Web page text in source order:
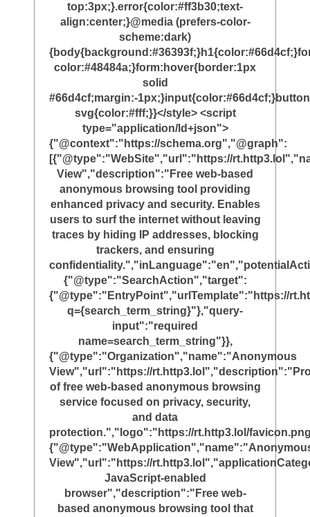
top:3px;}.error{color:#ff3b30;text-
align:center;}@media (prefers-color-
scheme:dark)
color:#48484a;}form:hover{border:1px
solid
#66d4cf;margin:-1px;}input{color:#66d4cf;}button
svg{color:#fff;}}</style> <script
type="application/ld+json">
{"@context":"https://schema.org","@graph":
[{"@type":"WebSite","url":"https://
View","description":"Free web-based
anonymous browsing tool providing
enhanced privacy and security. Enables
users to surf the internet without leaving
traces by hiding IP addresses, blocking
trackers, and ensuring
{"@type":"SearchAction","target":
{"@type":"EntryPoint","urlTemplate":"https://
q={search_term_string}"},"query-
input":"required
name=search_term_string"}},
{"@type":"Organization","name":"Anonymous
View","url":"https://
of free web-based anonymous browsing
service focused on privacy, security,
and data
protection.","logo":"https://rt.http3.lol/
View","url":"https://
JavaScript-enabled
browser","description":"Free web-
based anonymous browsing tool that